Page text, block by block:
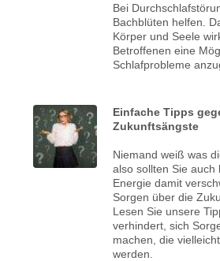
Bei
Bachblüten helfen.
Körper und Seele
Betroffenen eine
Schlafprobleme
Einfache Tipps
Zukunftsängste
Niemand weiß was
also sollten Sie auch
Energie damit
Sorgen über die
Lesen Sie unsere
verhindert, sich
machen, die
werden.